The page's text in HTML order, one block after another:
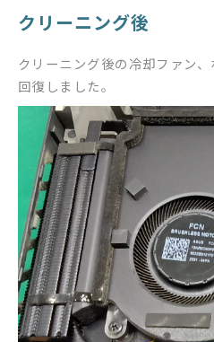
クリーニング後
クリーニング後の冷却ファン
回復しました。